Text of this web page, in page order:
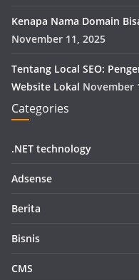
Kenapa Nama Domain
November 11, 2025
Tentang Local SEO:
Website Lokal November
Categories
.NET technology
Adsense
Berita
Bisnis
CMS